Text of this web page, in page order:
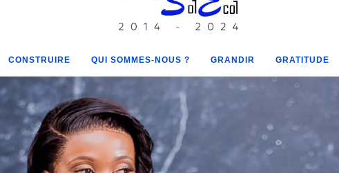
CONSTRUIRE QUI SOMMES-NOUS ? GRANDIR GRATITUDE